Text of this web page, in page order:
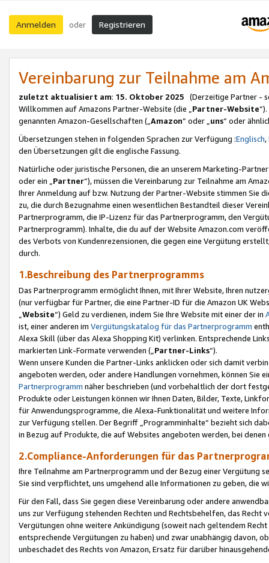
Anmelden oder Registrieren
Vereinbarung zur Teilnahme am
zuletzt aktualisiert am: 15. Oktober 2025 (Derzeitige Partner -
Willkommen auf Amazons Partner-Website (die „Partner-Website
genannten Amazon-Gesellschaften („Amazon“ oder „uns“ oder
Übersetzungen stehen in folgenden Sprachen zur Verfügung :Englisch,
den Übersetzungen gilt die englische Fassung.
Natürliche oder juristische Personen, die an unserem Marketing-
oder ein „Partner“), müssen die Vereinbarung zur Teilnahme am
Ihrer Anmeldung auf bzw. Nutzung der Partner-Website stimmen Sie
zu, die durch Bezugnahme einen wesentlichen Bestandteil dieser
Partnerprogramm, die IP-Lizenz für das Partnerprogramm, den
Partnerprogramm). Inhalte, die du auf der Website Amazon.com
des Verbots von Kundenrezensionen, die gegen eine Vergütung
durch.
1.Beschreibung des Partnerprogramms
Das Partnerprogramm ermöglicht Ihnen, mit Ihrer Website, Ihren
(nur verfügbar für Partner, die eine Partner-ID für die Amazon UK
Website“) Geld zu verdienen, indem Sie Ihre Website mit einer der in
ist, einer anderen im Vergütungskatalog für das Partnerprogramm
Alexa Skill (über das Alexa Shopping Kit) verlinken. Entsprechende
markierten Link-Formate verwenden („ Partner-Links“).
Wenn unsere Kunden die Partner-Links anklicken oder sich damit
angeboten werden, oder andere Handlungen vornehmen, können Sie
Partnerprogramm näher beschrieben (und vorbehaltlich der dort
Produkte oder Leistungen können wir Ihnen Daten, Bilder, Texte,
für Anwendungsprogramme, die Alexa-Funktionalität und weitere
zur Verfügung stellen. Der Begriff „Programminhalte“ bezieht sich
in Bezug auf Produkte, die auf Websites angeboten werden, bei
2.Compliance-Anforderungen für das
Ihre Teilnahme am Partnerprogramm und der Bezug einer Vergütung
Sie sind verpflichtet, uns umgehend alle Informationen zu geben, die
Für den Fall, dass Sie gegen diese Vereinbarung oder andere
uns zur Verfügung stehenden Rechten und Rechtsbehelfen, das
Vergütungen ohne weitere Ankündigung (soweit nach geltendem
entsprechende Vergütungen zu haben) und zwar unabhängig davon,
unbeschadet des Rechts von Amazon, Ersatz für darüber